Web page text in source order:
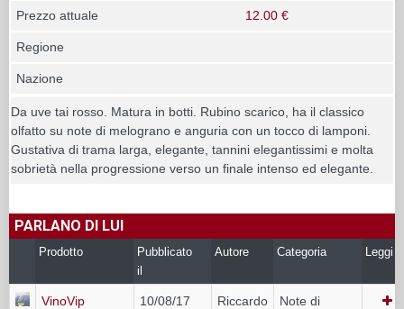
Prezzo attuale 12.00 €
Regione
Nazione
Da uve tai rosso. Matura in botti. Rubino scarico, ha il classico
olfatto su note di melograno e anguria con un tocco di lamponi.
Gustativa di trama larga, elegante, tannini elegantissimi e molta
sobrietà nella progressione verso un finale intenso ed elegante.
PARLANO DI LUI
Prodotto
Pubblicato
il
Autore Categoria Leggi
VinoVip
10/08/17
Riccardo
Note di